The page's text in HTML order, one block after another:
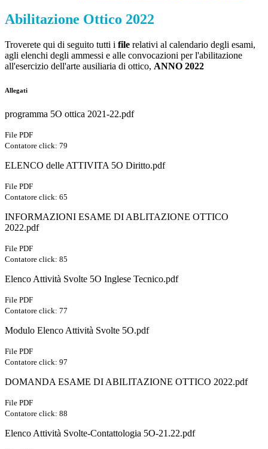
Abilitazione Ottico 2022
Troverete qui di seguito tutti i file relativi al calendario degli esami,
agli elenchi degli ammessi e alle convocazioni per l'abilitazione
all'esercizio dell'arte ausiliaria di ottico, ANNO 2022
Allegati
programma 5O ottica 2021-22.pdf
File PDF
Contatore click: 79
ELENCO delle ATTIVITA 5O Diritto.pdf
File PDF
Contatore click: 65
INFORMAZIONI ESAME DI ABLITAZIONE OTTICO
2022.pdf
File PDF
Contatore click: 85
Elenco Attività Svolte 5O Inglese Tecnico.pdf
File PDF
Contatore click: 77
Modulo Elenco Attività Svolte 5O.pdf
File PDF
Contatore click: 97
DOMANDA ESAME DI ABILITAZIONE OTTICO 2022.pdf
File PDF
Contatore click: 88
Elenco Attività Svolte-Contattologia 5O-21.22.pdf